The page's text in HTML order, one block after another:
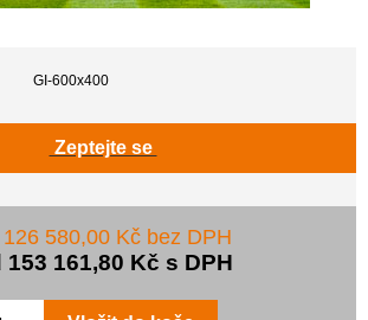
GI-600x400
Zeptejte se
580,00 Kč bez DPH
153 161,80 Kč s DPH